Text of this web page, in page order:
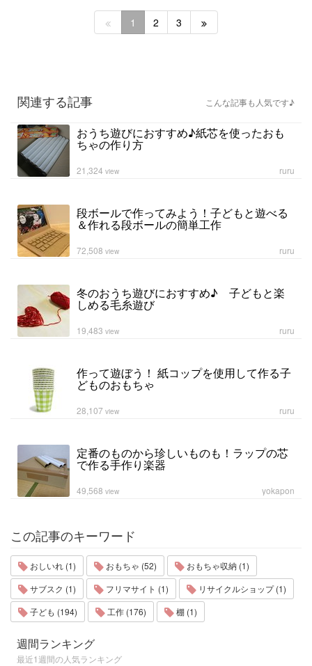
1 2 3
関連する記事 こんな記事も人気です♪
おうち遊びにおすすめ♪紙芯を使ったおも
ちゃの作り方
ruru
21,324 view
段ボールで作ってみよう！子どもと遊べる
＆作れる段ボールの簡単工作
ruru
72,508 view
冬のおうち遊びにおすすめ♪ 子どもと楽
しめる毛糸遊び
ruru
19,483 view
作って遊ぼう！ 紙コップを使用して作る子
どものおもちゃ
ruru
28,107 view
定番のものから珍しいものも！ラップの芯
で作る手作り楽器
yokapon
49,568 view
この記事のキーワード
おしいれ (1) おもちゃ (52)
おもちゃ収納 (1)
サブスク (1)
フリマサイト (1)
リサイクルショップ (1)
子ども (194)
工作 (176) 棚 (1)
週間ランキング
最近1週間の人気ランキング